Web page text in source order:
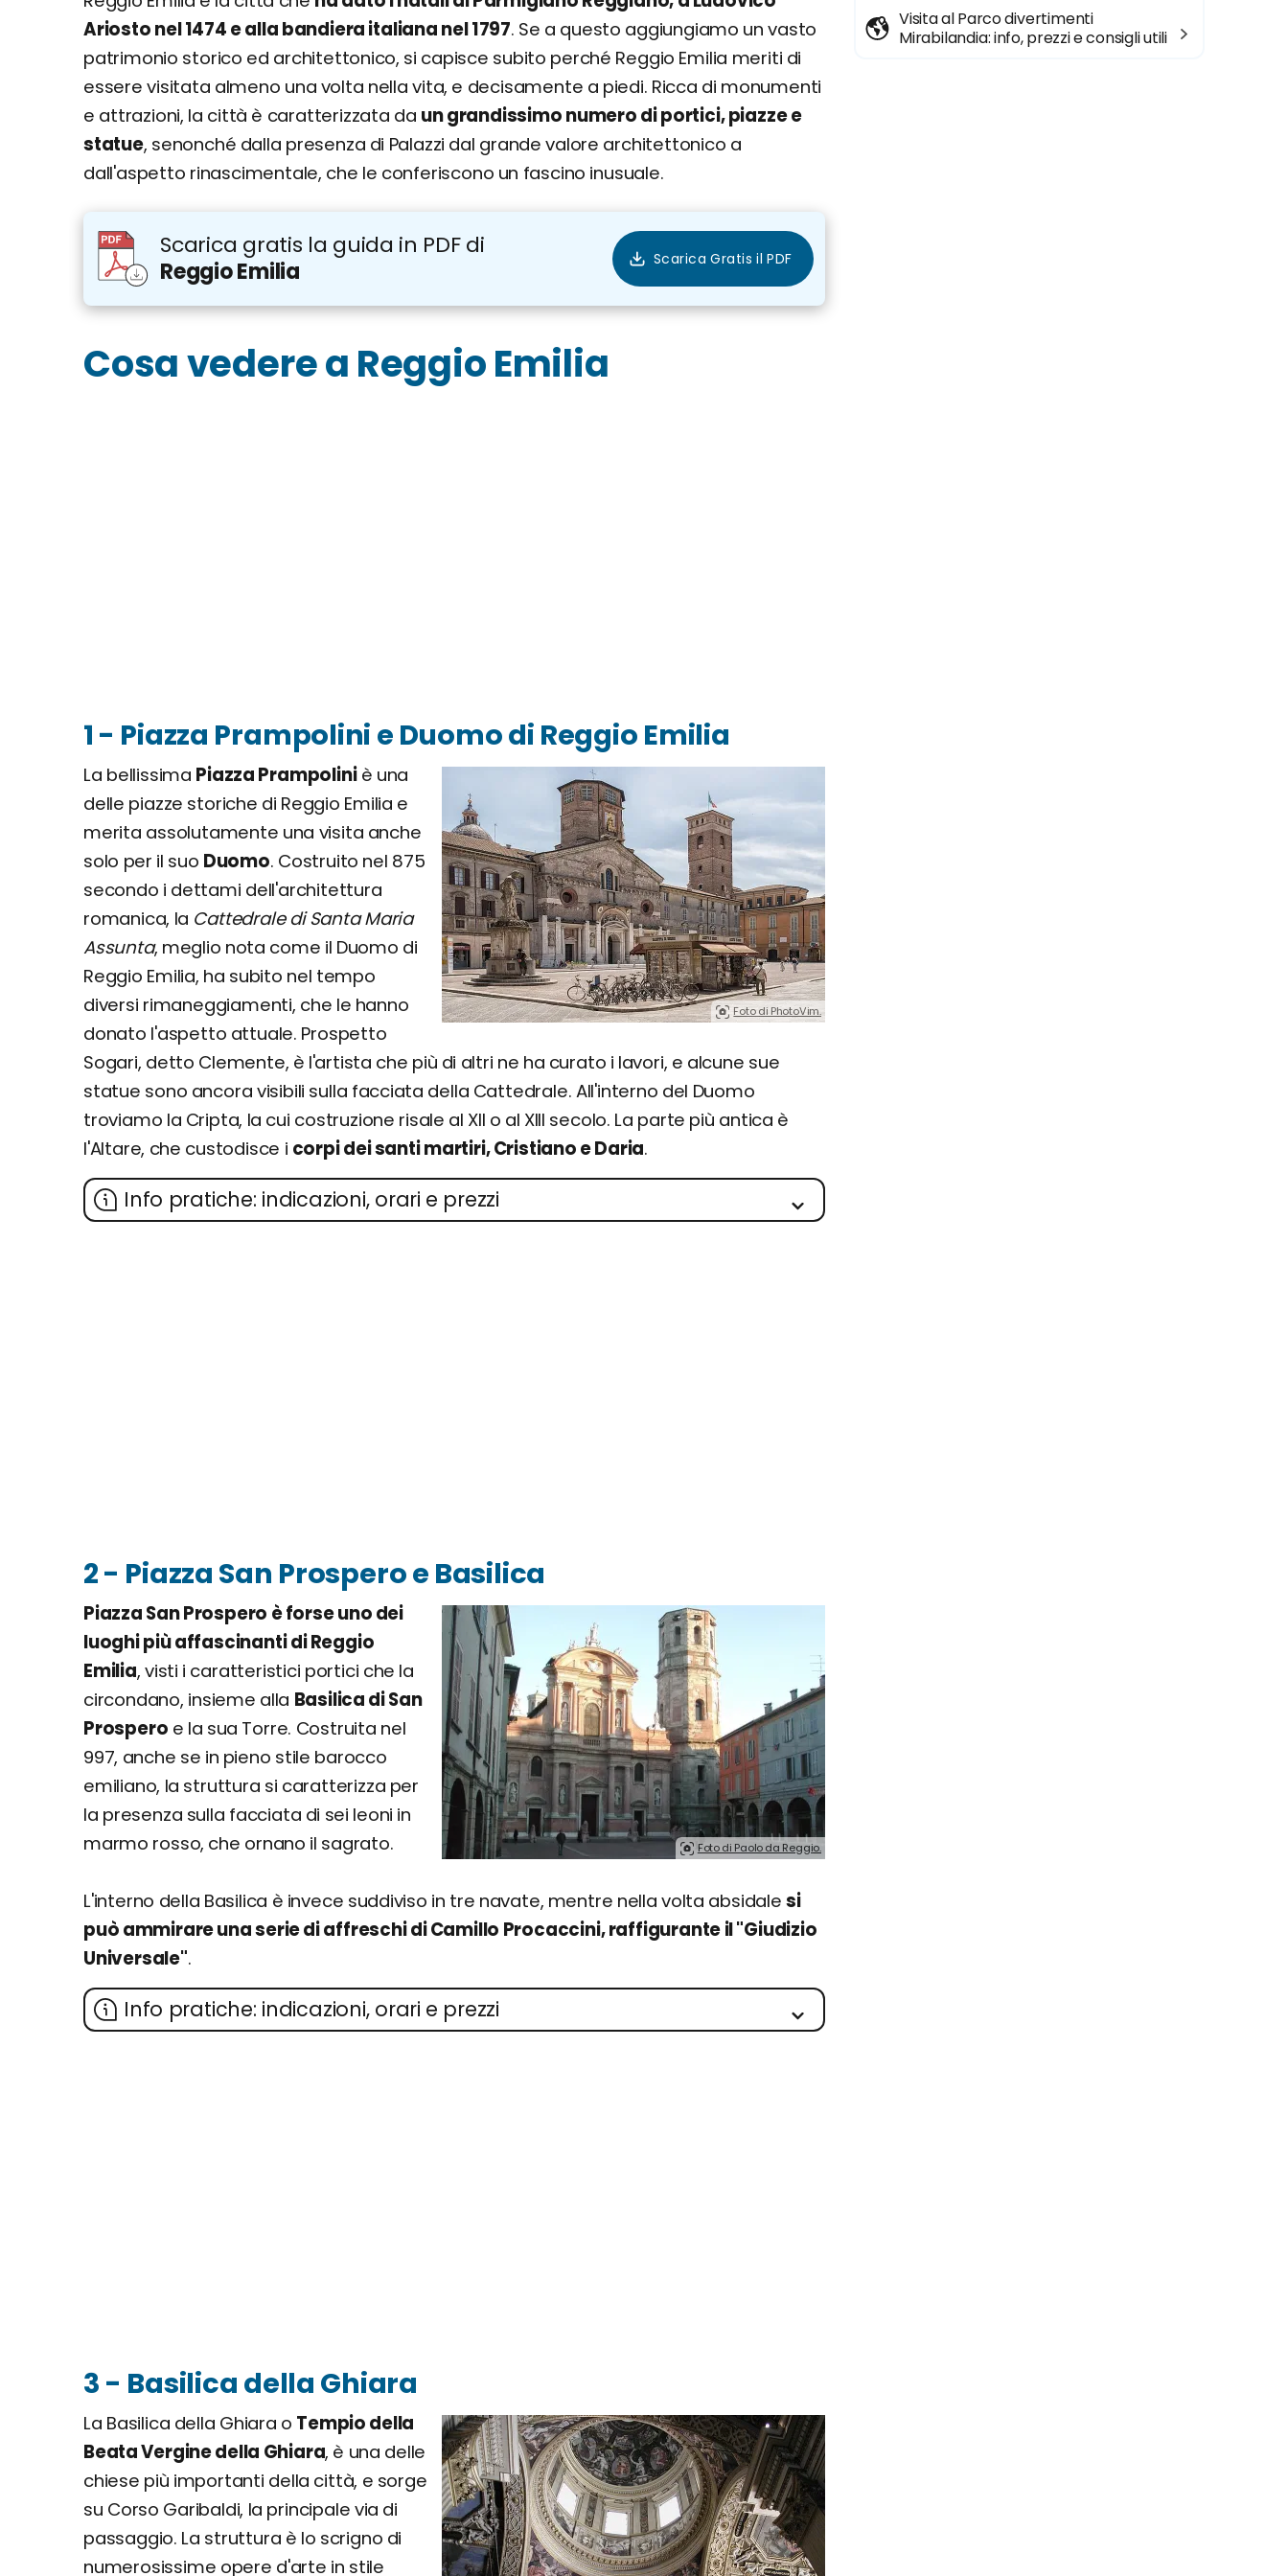
Ariosto nel 1474 e alla bandiera italiana nel 1797. Se a questo aggiungiamo un vasto
patrimonio storico ed architettonico, si capisce subito perché Reggio Emilia meriti di
essere visitata almeno una volta nella vita, e decisamente a piedi. Ricca di monumenti
e attrazioni, la città è caratterizzata da un grandissimo numero di portici, piazze e
statue, senonché dalla presenza di Palazzi dal grande valore architettonico a
dall'aspetto rinascimentale, che le conferiscono un fascino inusuale.
Scarica gratis la guida in PDF di
Reggio Emilia
Cosa vedere a Reggio Emilia
1 - Piazza Prampolini e Duomo di Reggio Emilia
Foto di PhotoVim.
La bellissima Piazza Prampoliniè una
delle piazze storiche di Reggio Emilia e
merita assolutamente una visita anche
solo per il suo Duomo. Costruito nel 875
secondo i dettami dell'architettura
romanica, la Cattedrale di Santa Maria
Assunta, meglio nota come il Duomo di
Reggio Emilia, ha subito nel tempo
diversi rimaneggiamenti, che le hanno
donato l'aspetto attuale. Prospetto
Sogari, detto Clemente, è l'artista che più di altri ne ha curato i lavori, e alcune sue
statue sono ancora visibili sulla facciata della Cattedrale. All'interno del Duomo
troviamo la Cripta, la cui costruzione risale al XII o al XIII secolo. La parte più antica è
l'Altare, che custodisce i corpi dei santi martiri, Cristiano e Daria.
Info pratiche: indicazioni, orari e prezzi
2 - Piazza San Prospero e Basilica
Foto di Paolo da Reggio.
Piazza San Prospero è forse uno dei
luoghi più affascinanti di Reggio
Emilia, visti i caratteristici portici che la
circondano, insieme alla Basilica di San
Prospero e la sua Torre. Costruita nel
997, anche se in pieno stile barocco
emiliano, la struttura si caratterizza per
la presenza sulla facciata di sei leoni in
marmo rosso, che ornano il sagrato.
L'interno della Basilica è invece suddiviso in tre navate, mentre nella volta absidalesi
può ammirare una serie di affreschi di Camillo Procaccini, raffigurante il "Giudizio
Universale".
Info pratiche: indicazioni, orari e prezzi
3 - Basilica della Ghiara
La Basilica della Ghiara o Tempio della
Beata Vergine della Ghiara, è una delle
chiese più importanti della città, e sorge
su Corso Garibaldi, la principale via di
passaggio. La struttura è lo scrigno di
numerosissime opere d'arte in stile
Visita al Parco divertimenti
Mirabilandia: info, prezzi e consigli utili